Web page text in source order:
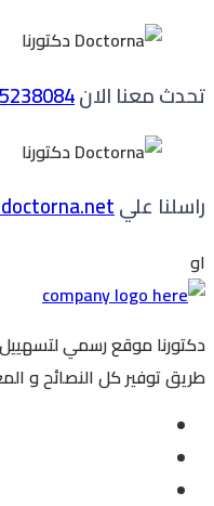
تحدث معنا الان
راسلنا علي
او
دكتورنا موقع رسمي
طريق توفير كل النصائح و